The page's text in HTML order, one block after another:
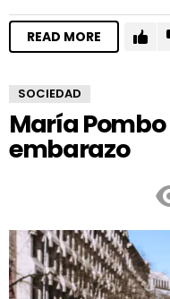
READ MORE
SOCIEDAD
María
embarazo